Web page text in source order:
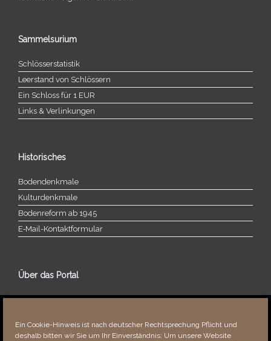
Ein Cookie-Hinweis ist nach deutscher Rechtsprechung Pflicht und
deshalb bitten wir Sie um Ihr Einverständnis: Um unsere Website
Sammelsurium
Schlösserstatistik
Leerstand von Schlössern
Ein Schloss für 1 EUR
Links & Verlinkungen
Historisches
Bodendenkmale
Kulturdenkmale
Bodenreform ab 1945
E‑Mail-​​Kontaktformular
Über das Portal
Über dieses Portal